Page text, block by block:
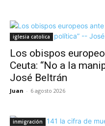
iglesia catolica
Los obispos
Ceuta: “No a la
José Beltrán
Juan - 6 agosto 2026
inmigración